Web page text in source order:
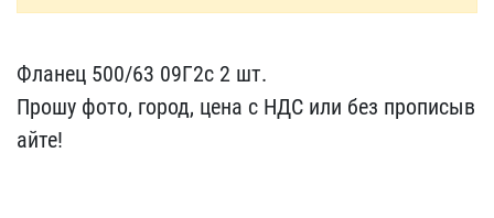
Фланец 500/63 09Г2с 2 шт​.
Прошу фото, город, цен​а с НДС или без прописыв​
айте!